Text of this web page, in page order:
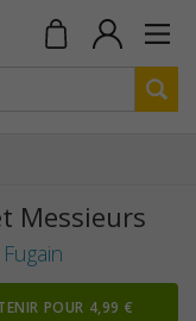
Messieurs
POUR 4,99 €